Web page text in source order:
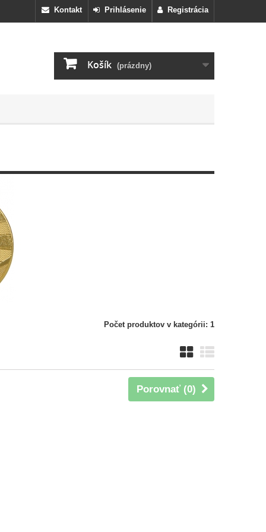
Registrácia
Prihlásenie
Kontakt
Košík (prázdny)
Počet produktov v kategórii: 1
Porovnať (0)